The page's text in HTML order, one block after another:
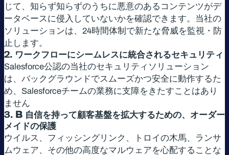
じて、知らず知らずのうちに悪意のあるコンテンツがデ
ータベースに侵入していないかを確認できます。当社の
ソリューションは、24時間体制で新たな脅威を監視・防
止します。
2. ワークフローにシームレスに統合されるセキュリティ
Salesforce公認の当社のセキュリティソリューション
は、バックグラウンドでスムーズかつ安全に動作するた
め、Salesforceチームの業務に支障をきたすことはあり
ません
3. B 自信を持って顧客基盤を拡大するための、オーダー
メイドの保護
ウイルス、フィッシングリンク、トロイの木馬、ランサ
ムウェア、その他の高度なマルウェアを心配することな